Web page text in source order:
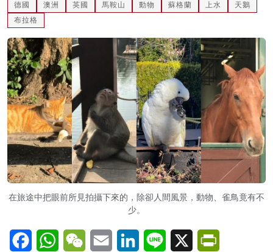
德國 澳洲 英國 馬鞍山 動物 蘇格蘭 上水
天鵝
布拉格
在旅途中把眼前所見拍攝下來的，除卻人間風景，動物、雀鳥竟有不
少。
FacebookWhatsAppWeChatEmail LinkedInLine X